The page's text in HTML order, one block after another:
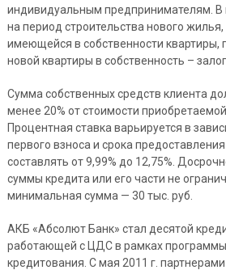
индивидуальным предпринимателям. В
на период строительства нового жилья,
имеющейся в собственности квартиры,
новой квартиры в собственность –
Сумма собственных средств клиента
менее 20% от стоимости
Процентная ставка варьируется в
первого взноса и срока
составлять от 9,99% до 12,75%.
суммы кредита или его части не
минимальная сумма — 30 тыс. руб.
АКБ «Абсолют Банк» стал десятой
работающей с ЦДС в рамках программы
кредитования. С мая 2011 г.